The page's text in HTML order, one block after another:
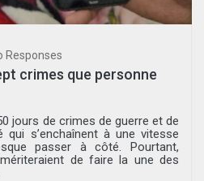
Responses
crimes que personne
jours de crimes de guerre et de
qui s’enchaînent à une vitesse
passer à côté. Pourtant,
de faire la une des